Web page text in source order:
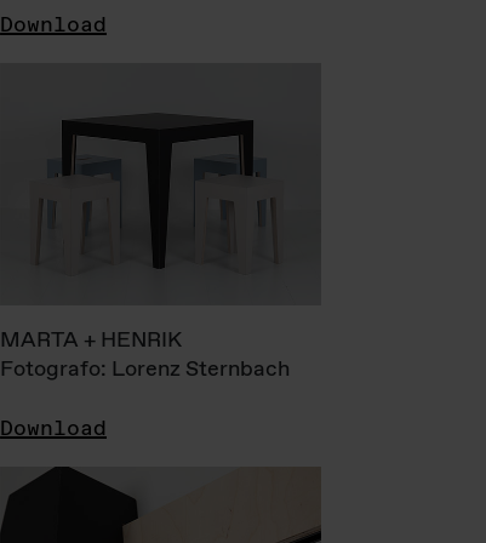
Download
MARTA + HENRIK
Fotografo: Lorenz Sternbach
Download